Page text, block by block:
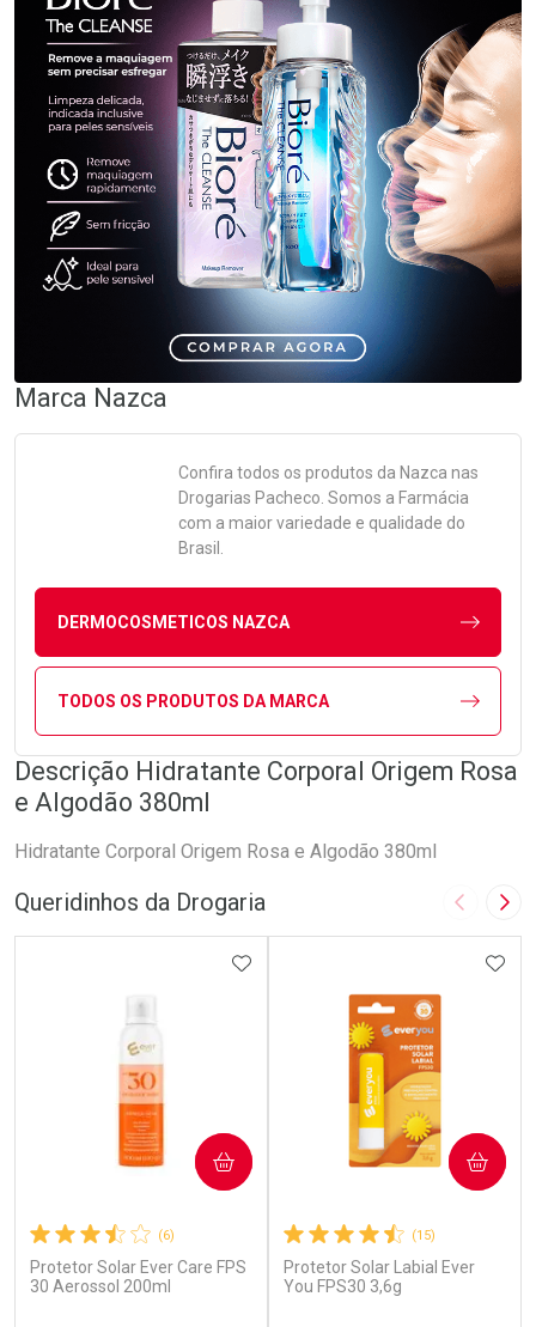
Marca Nazca
Confira todos os produtos da Nazca nas
Drogarias Pacheco. Somos a Farmácia
com a maior variedade e qualidade do
Brasil.
DERMOCOSMETICOS NAZCA
TODOS OS PRODUTOS DA MARCA
Descrição Hidratante Corporal Origem Rosa
e Algodão 380ml
Hidratante Corporal Origem Rosa e Algodão 380ml
Queridinhos da Drogaria Imagem
(6)
Protetor Solar Ever Care FPS
30 Aerossol 200ml
ADICIONAR AOS FAVORITOS
COMPRAR
(15)
Protetor Solar Labial Ever
You FPS30 3,6g
COMPRAR